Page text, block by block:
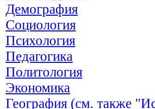
Демография
Социология
Психология
Педагогика
Политология
Экономика
География (см. также